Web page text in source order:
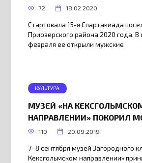
72 18.02.2020
Стартовала 15-я Спартакиада
Приозерского района 2020 года. В
февраля ее открыли мужские
КУЛЬТУРА
МУЗЕЙ «НА
НАПРАВЛЕНИИ» ПОКОРИЛ
110 20.09.2019
7–8 сентября музей Загородного
Кексгольмском направлении»